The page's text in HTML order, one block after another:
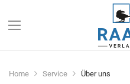
Home Service Über uns